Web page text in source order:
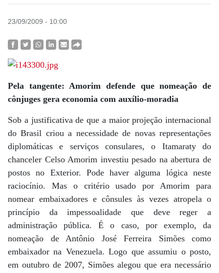
23/09/2009 - 10:00
Pela tangente: Amorim defende que nomeação de
cônjuges gera economia com auxílio-moradia
Sob a justificativa de que a maior projeção internacional
do Brasil criou a necessidade de novas representações
diplomáticas e serviços consulares, o Itamaraty do
chanceler Celso Amorim investiu pesado na abertura de
postos no Exterior. Pode haver alguma lógica neste
raciocínio. Mas o critério usado por Amorim para
nomear embaixadores e cônsules às vezes atropela o
princípio da impessoalidade que deve reger a
administração pública. É o caso, por exemplo, da
nomeação de Antônio José Ferreira Simões como
embaixador na Venezuela. Logo que assumiu o posto,
em outubro de 2007, Simões alegou que era necessário